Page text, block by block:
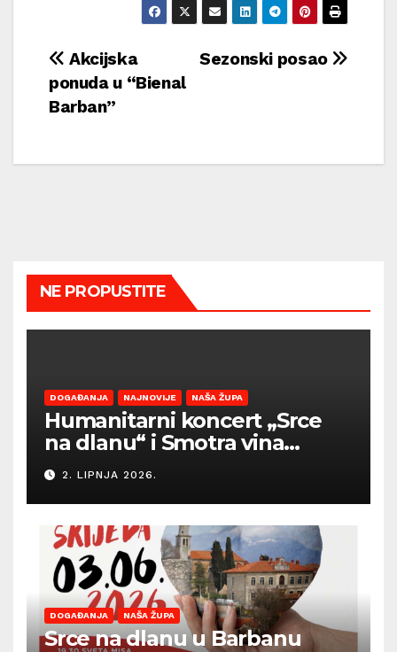
Navigacija
objava
Sezonski posao
Akcijska
ponuda u “Bienal
Barban”
NE PROPUSTITE
DOGAĐANJA NAJNOVIJE NAŠA ŽUPA
Humanitarni koncert „Srce
na dlanu“ i Smotra vina
Općine Barban otvaraju
sezonu ljetnih događanja
2. LIPNJA 2026.
DOGAĐANJA NAŠA ŽUPA
Srce na dlanu u Barbanu